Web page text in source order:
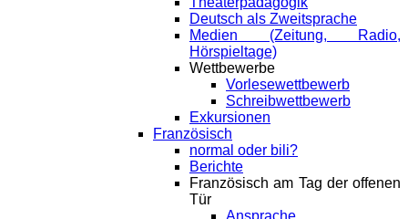
Deutsch als Zweitsprache
Medien (Zeitung, Radio,
Hörspieltage)
Wettbewerbe
Vorlesewettbewerb
Schreibwettbewerb
Exkursionen
Französisch
normal oder bili?
Berichte
Französisch am Tag der offenen
Tür
Ansprache